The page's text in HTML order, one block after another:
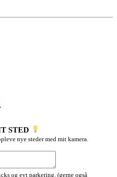
STED
nye steder med mit kamera.
og evt parkering. (gerne også